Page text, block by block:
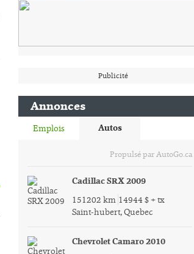
Publicité
Annonces
Emplois Autos
Propulsé par AutoGo.ca
Cadillac SRX 2009
151202 km 14944 $ + tx
Saint-hubert, Quebec
Chevrolet Camaro 2010